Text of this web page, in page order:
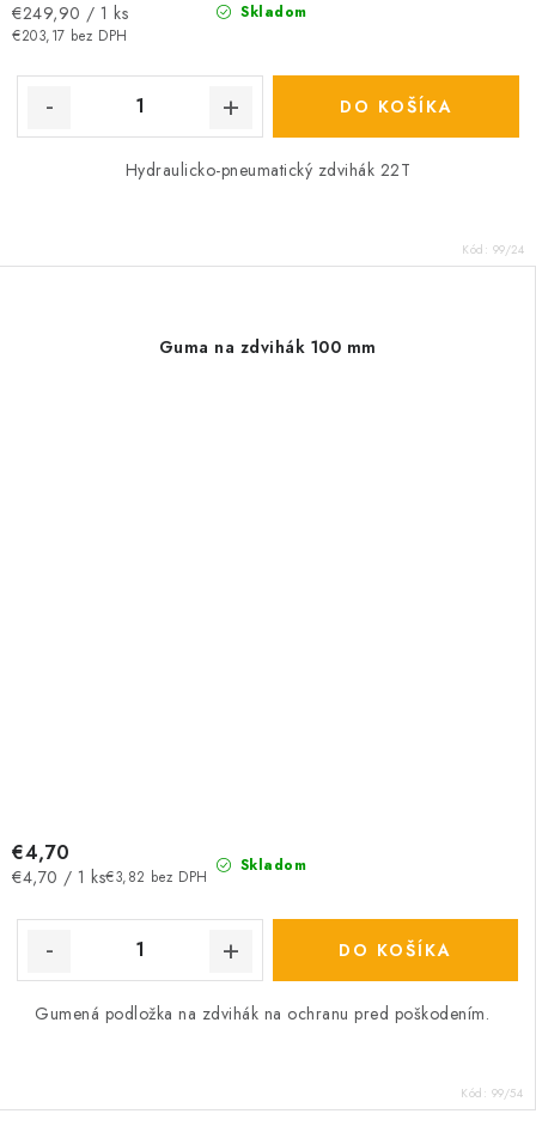
Skladom
€203,17 bez DPH
Jednotková
cena:
€249,90 / 1 ks
DO KOŠÍKA
Hydraulicko-pneumatický zdvihák 22T
Kód: 99/24
Guma na zdvihák 100 mm
Skladom
€3,82 bez DPH
€4,70
Jednotková
€4,70 / 1 ks
DO KOŠÍKA
Gumená podložka na zdvihák na ochranu pred poškodením.
Kód: 99/54